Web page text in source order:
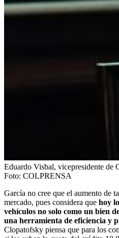
Eduardo Visbal, vicepresidente de
Foto: COLPRENSA
García no cree que el aumento de
mercado, pues considera que hoy
vehículos no solo como un bien
una herramienta de eficiencia y
Clopatofsky piensa que para los